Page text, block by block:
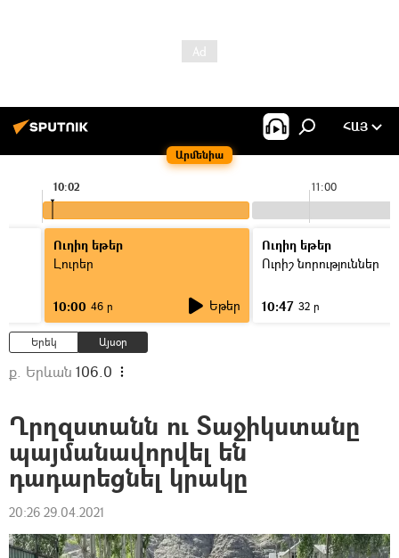
Արմենիա
ՀԱՅ
11:00
10:02
Ուղիղ եթեր
Լուրեր
10:00 46 ր Եթեր
Ուղիղ եթեր
Ուրիշ նորություններ
10:47 32 ր
Երեկ Այսօր
ք. Երևան 106.0
Ղրղզստանն ու Տաջիկստանը
պայմանավորվել են
դադարեցնել կրակը
20:26 29.04.2021